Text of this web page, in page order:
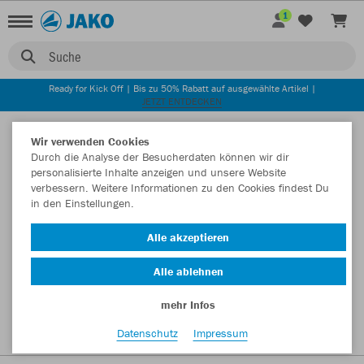
Suche
1
Ready for Kick Off | Bis zu 50% Rabatt auf ausgewählte Artikel |
JETZT ENTDECKEN
Wir verwenden Cookies
Durch die Analyse der Besucherdaten können wir dir
personalisierte Inhalte anzeigen und unsere Website
verbessern. Weitere Informationen zu den Cookies findest Du
in den Einstellungen.
Alle akzeptieren
Alle ablehnen
mehr Infos
Datenschutz
Impressum